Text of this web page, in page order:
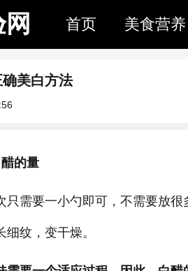
首页 美食营养
美白方法
的量
只需要一小勺即可，不需要放
纹，变干燥。